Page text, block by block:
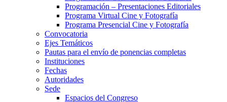
Programación – Presentaciones Editoriales
Programa Virtual Cine y Fotografía
Programa Presencial Cine y Fotografía
Convocatoria
Ejes Temáticos
Pautas para el envío de ponencias completas
Instituciones
Fechas
Autoridades
Sede
Espacios del Congreso